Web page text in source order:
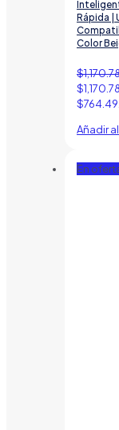
Rápida |
Color
$
$1,170.78.
$764.49.
Añadir
En